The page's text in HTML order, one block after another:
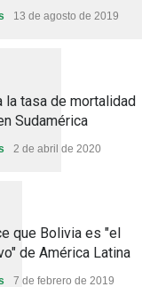
13 de agosto de 2019
la tasa de mortalidad
Sudamérica
2 de abril de 2020
que Bolivia es "el
de América Latina
7 de febrero de 2019